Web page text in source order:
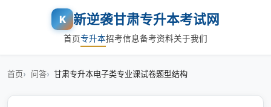
K 新逆袭甘肃专升本考试网
首页专升本招考信息备考资料关于我们
首页 问答 甘肃专升本电子类专业课试卷题型结构